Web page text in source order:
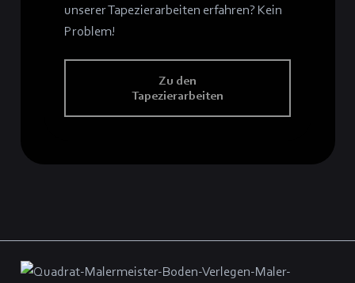
unserer Tapezierarbeiten erfahren? Kein
Problem!
Zu den
Tapezierarbeiten